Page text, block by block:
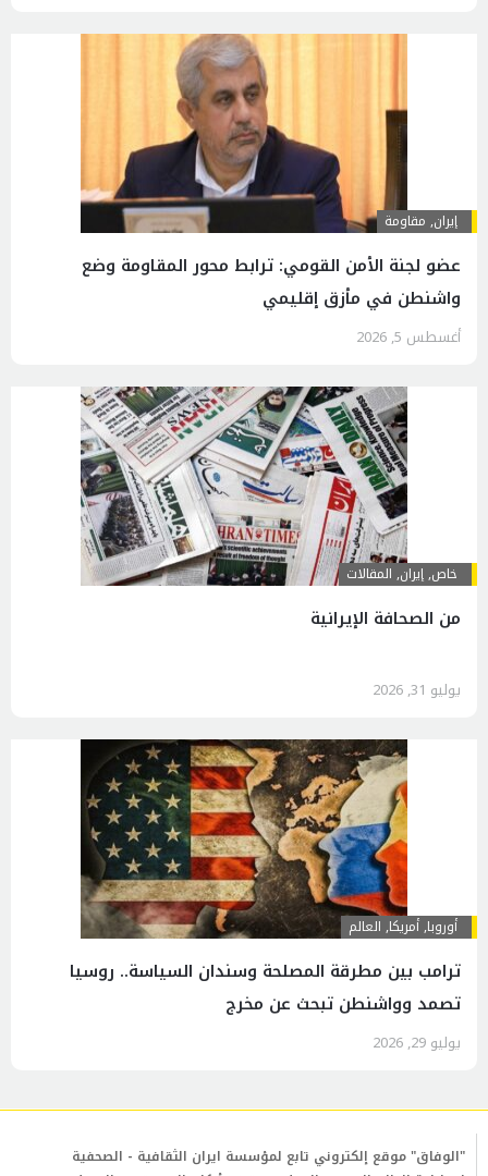
إيران, مقاومة
عضو لجنة الأمن القومي: ترابط محور المقاومة وضع
واشنطن في مأزق إقليمي
أغسطس 5, 2026
خاص,إيران, المقالات
من الصحافة الإيرانية
يوليو 31, 2026
أوروبا,أمريكا, العالم
ترامب بين مطرقة المصلحة وسندان السياسة.. روسيا
تصمد وواشنطن تبحث عن مخرج
يوليو 29, 2026
"الوفاق" موقع إلكتروني تابع لمؤسسة ايران الثقافية - الصحفية